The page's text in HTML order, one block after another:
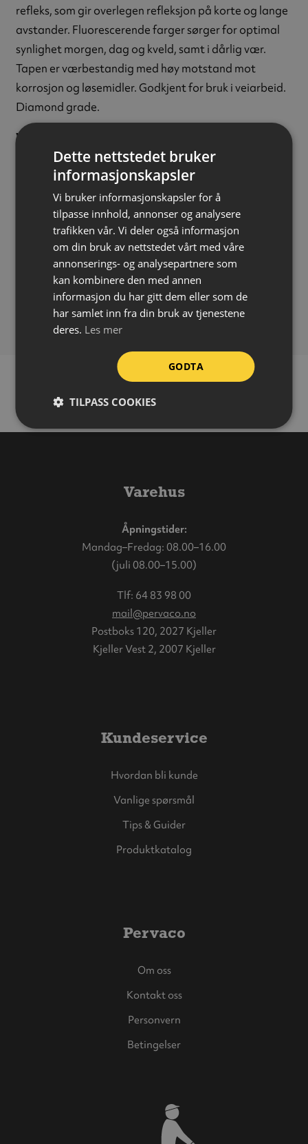
refleks, som gir overlegen refleksjon på korte og lange
avstander. Fluorescerende farger sørger for optimal
synlighet morgen, dag og kveld, samt i dårlig vær.
Tapen er værbestandig med høy motstand mot
korrosjon og løsemidler. Godkjent for bruk i veiarbeid.
Diamond grade.
Variant:
Rød/gul
Refleksklasse:Klasse 3 (FGG)
Materiale:Polyvinylklorid (PVC)
Tykkelse:600 µm
Bredde:50 mm
Påføring:Selvklebende
Påføringstemperatur:Over +10 °C
Bruksområde:Ute/inne
Forpakning:Rull á 10 meter
Varehus
Åpningstider:
Mandag–Fredag: 08.00–16.00
(juli 08.00–15.00)
Tlf: 64 83 98 00
mail@pervaco.no
Postboks 120, 2027 Kjeller
Kjeller Vest 2, 2007 Kjeller
Kundeservice
Hvordan bli kunde
Vanlige spørsmål
Tips & Guider
Produktkatalog
Pervaco
Om oss
Kontakt oss
Personvern
Betingelser
Dette nettstedet bruker
informasjonskapsler
Vi bruker informasjonskapsler for å
tilpasse innhold, annonser og analysere
trafikken vår. Vi deler også informasjon
om din bruk av nettstedet vårt med våre
annonserings- og analysepartnere som
kan kombinere den med annen
informasjon du har gitt dem eller som de
har samlet inn fra din bruk av tjenestene
deres. Les mer
GODTA
TILPASS COOKIES